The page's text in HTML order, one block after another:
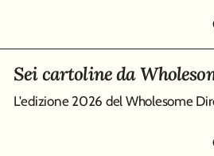
Sei cartoline da